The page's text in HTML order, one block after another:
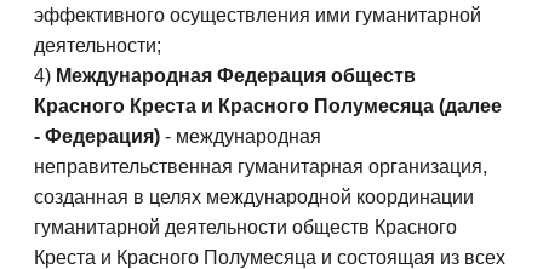
эффективного осуществления ими гуманитарной
деятельности;
4) Международная Федерация обществ
Красного Креста и Красного Полумесяца (далее
- Федерация) - международная
неправительственная гуманитарная организация,
созданная в целях международной координации
гуманитарной деятельности обществ Красного
Креста и Красного Полумесяца и состоящая из всех